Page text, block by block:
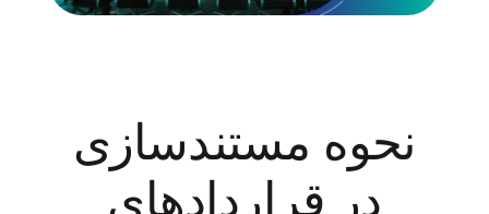
نحوه مستندسازی
در قراردادهای